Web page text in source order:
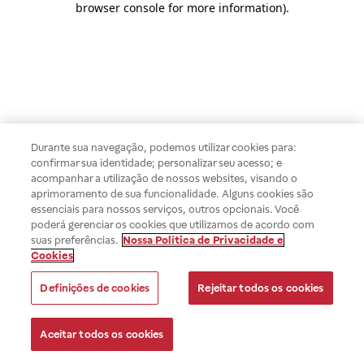
browser console for more information).
Durante sua navegação, podemos utilizar cookies para:
confirmar sua identidade; personalizar seu acesso; e
acompanhar a utilização de nossos websites, visando o
aprimoramento de sua funcionalidade. Alguns cookies são
essenciais para nossos serviços, outros opcionais. Você
poderá gerenciar os cookies que utilizamos de acordo com
suas preferências. Nossa Política de Privacidade e
Cookies
Definições de cookies Rejeitar todos os cookies
Aceitar todos os cookies